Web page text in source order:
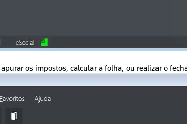
os impostos, calcular a folha, ou realizar o